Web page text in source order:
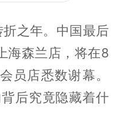
之年。中国最后
森兰店，将在8
员店悉数谢幕。
后究竟隐藏着什